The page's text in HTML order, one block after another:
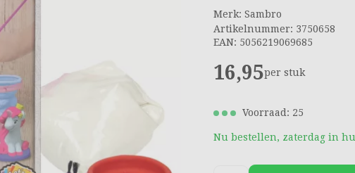
Merk: Sambro
Artikelnummer: 3750658
EAN: 5056219069685
16,95per stuk
Voorraad: 25
Nu bestellen, zaterdag in